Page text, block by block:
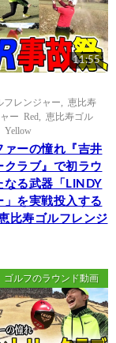
11:55
フレンジャー
恵比寿
ー Red
恵比寿ゴル
Yellow
ァーの憧れ『吉井
クラブ』で初ラウ
なる武器「LINDY
」を実戦投入する
比寿ゴルフレンジ
ゴルフのラウンド動画